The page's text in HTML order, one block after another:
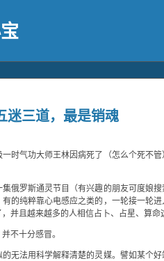
迷三道，最是销魂
时气功大师王林因病死了（怎么个死不
俄罗斯通灵节目（有兴趣的朋友可度娘
的纯粹靠心电感应之类的，一轮接一轮
并且越来越多的人相信占卜、占星、算命
不十分感冒。
无法用科学解释清楚的灵媒。譬如某个